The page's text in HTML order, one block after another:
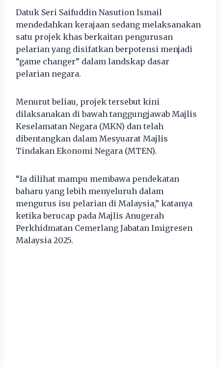
Datuk Seri Saifuddin Nasution Ismail
mendedahkan kerajaan sedang melaksanakan
satu projek khas berkaitan pengurusan
pelarian yang disifatkan berpotensi menjadi
“game changer” dalam landskap dasar
pelarian negara.
Menurut beliau, projek tersebut kini
dilaksanakan di bawah tanggungjawab Majlis
Keselamatan Negara (MKN) dan telah
dibentangkan dalam Mesyuarat Majlis
Tindakan Ekonomi Negara (MTEN).
“Ia dilihat mampu membawa pendekatan
baharu yang lebih menyeluruh dalam
mengurus isu pelarian di Malaysia,” katanya
ketika berucap pada Majlis Anugerah
Perkhidmatan Cemerlang Jabatan Imigresen
Malaysia 2025.